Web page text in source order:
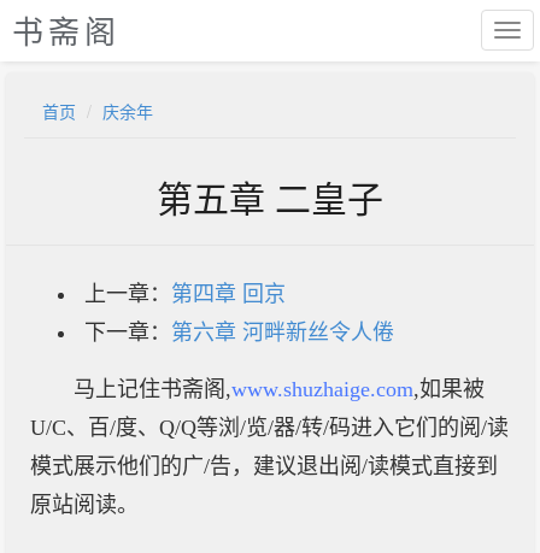
书斋阁
首页 庆余年
第五章 二皇子
上一章： 第四章 回京
下一章： 第六章 河畔新丝令人倦
马上记住书斋阁,www.shuzhaige.com,如果被
U/C、百/度、Q/Q等浏/览/器/转/码进入它们的阅/读
模式展示他们的广/告，建议退出阅/读模式直接到
原站阅读。